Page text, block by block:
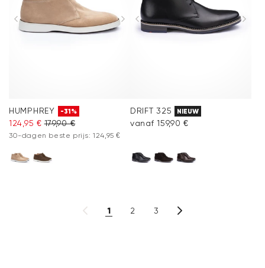
HUMPHREY -31%
124,95 € 179,90 €
30-dagen beste prijs: 124,95 €
DRIFT 325 NIEUW
vanaf 159,90 €
1 2 3